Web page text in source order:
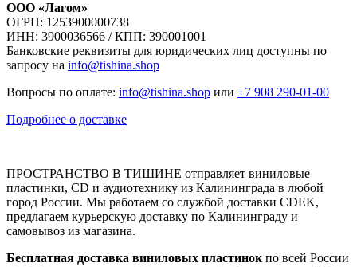
ООО «Лагом»
ОГРН: 1253900000738
ИНН: 3900036566 / КПП: 390001001
Банковские реквизиты для юридических лиц доступны по
запросу на info@tishina.shop
Вопросы по оплате: info@tishina.shop или +7 908 290-01-00
Подробнее о доставке
ПРОСТРАНСТВО В ТИШИНЕ отправляет виниловые
пластинки, CD и аудиотехнику из Калининграда в любой
город России. Мы работаем со службой доставки CDEK,
предлагаем курьерскую доставку по Калининграду и
самовывоз из магазина.
Бесплатная доставка виниловых пластинок по всей России